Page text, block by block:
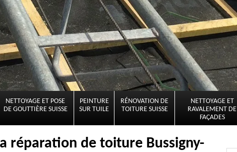
NETTOYAGE ET POSE
DE GOUTTIÈRE SUISSE
PEINTURE
SUR TUILE
RÉNOVATION DE
TOITURE SUISSE
NETTOYAGE ET
RAVALEMENT DE
FAÇADES
réparation de toiture Bussigny-